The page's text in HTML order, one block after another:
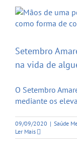
Setembro
na vida de
O Setembro
mediante os
09/09/2020 | Saúde
Ler Mais